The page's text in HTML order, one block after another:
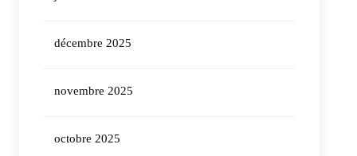
décembre 2025
novembre 2025
octobre 2025